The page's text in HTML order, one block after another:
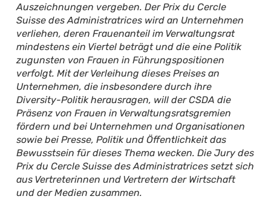
Auszeichnungen vergeben. Der Prix du Cercle
Suisse des Administratrices wird an Unternehmen
verliehen, deren Frauenanteil im Verwaltungsrat
mindestens ein Viertel beträgt und die eine Politik
zugunsten von Frauen in Führungspositionen
verfolgt. Mit der Verleihung dieses Preises an
Unternehmen, die insbesondere durch ihre
Diversity-Politik herausragen, will der CSDA die
Präsenz von Frauen in Verwaltungsratsgremien
fördern und bei Unternehmen und Organisationen
sowie bei Presse, Politik und Öffentlichkeit das
Bewusstsein für dieses Thema wecken. Die Jury des
Prix du Cercle Suisse des Administratrices setzt sich
aus Vertreterinnen und Vertretern der Wirtschaft
und der Medien zusammen.